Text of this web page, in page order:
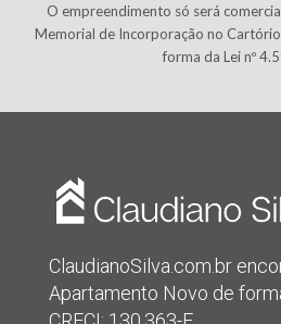
O empreendimento só será
Memorial de Incorporação no
forma da Lei nº
ClaudianoSilva.com.br
Apartamento Novo de